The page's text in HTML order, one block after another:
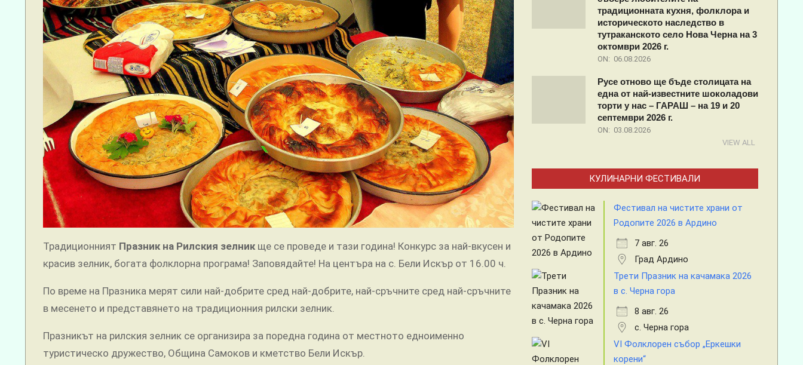
Традиционният Празник на Рилския зелник ще се проведе и тази година! Конкурс за най-вкусен и
красив зелник, богата фолклорна програма! Заповядайте! На центъра на с. Бели Искър от 16.00 ч.
По време на Празника мерят сили най-добрите сред най-добрите, най-сръчните сред най-сръчните
в месенето и представянето на традиционния рилски зелник.
Празникът на рилския зелник се организира за поредна година от местното едноименно
туристическо дружество, Община Самоков и кметство Бели Искър.
традиционната кухня, фолклора и
историческото наследство в
тутраканското село Нова Черна на 3
октомври 2026 г.
ON: 06.08.2026
Русе отново ще бъде столицата на
една от най-известните шоколадови
торти у нас – ГАРАШ – на 19 и 20
септември 2026 г.
ON: 03.08.2026
VIEW ALL
КУЛИНАРНИ ФЕСТИВАЛИ
Фестивал на чистите храни от
Родопите 2026 в Ардино
7 авг. 26
Град Ардино
Трети Празник на качамака 2026
в с. Черна гора
8 авг. 26
с. Черна гора
VI Фолклорен събор „Еркешки
корени“